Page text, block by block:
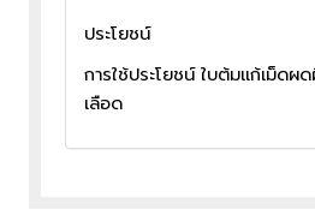
ประโยชน์
การใช้ประโยชน์ ใบต้มแก้เม็ดผ
เลือด